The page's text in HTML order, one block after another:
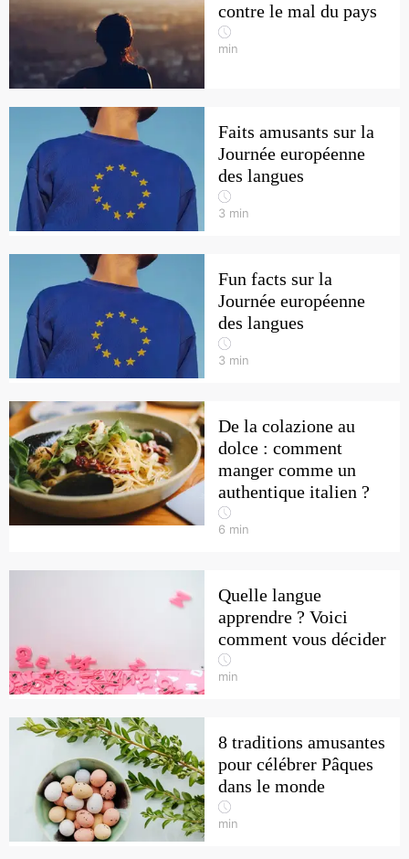
contre le mal du pays
min
Faits amusants sur la
Journée européenne
des langues
3 min
Fun facts sur la
Journée européenne
des langues
3 min
De la colazione au
dolce : comment
manger comme un
authentique italien ?
6 min
Quelle langue
apprendre ? Voici
comment vous décider
min
8 traditions amusantes
pour célébrer Pâques
dans le monde
min